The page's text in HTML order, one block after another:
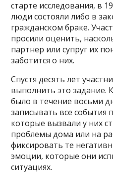
старте исследования, в
люди состояли либо в
гражданском браке.
просили оценить,
партнер или супруг их
заботится о них.
Спустя десять лет
выполнить это задание.
было в течение восьми
записывать все события
которые вызвали у них
проблемы дома или на
фиксировать те
эмоции, которые они
ситуациях.